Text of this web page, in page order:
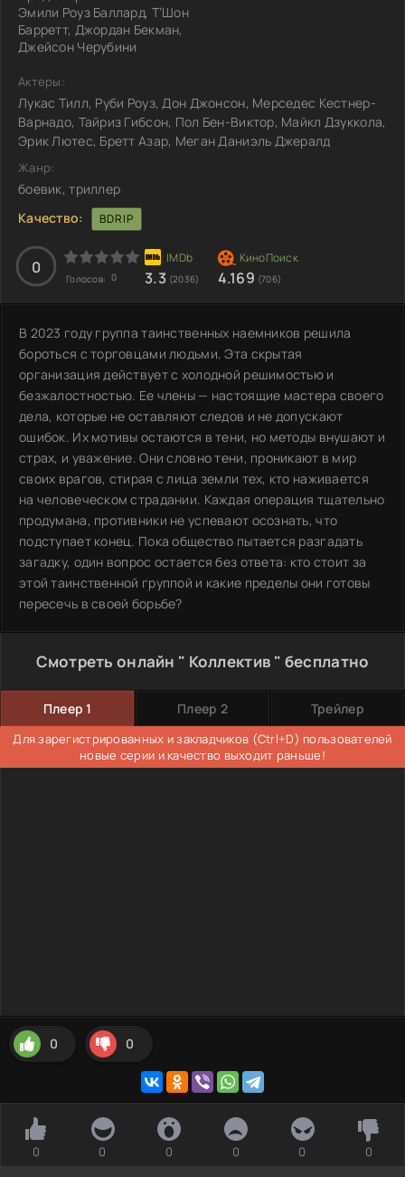
Эмили Роуз Баллард, Т’Шон
Барретт, Джордан Бекман,
Джейсон Черубини
Актеры:
Лукас Тилл, Руби Роуз, Дон Джонсон, Мерседес Кестнер-
Варнадо, Тайриз Гибсон, Пол Бен-Виктор, Майкл Дзуккола,
Эрик Лютес, Бретт Азар, Меган Даниэль Джералд
Жанр:
боевик, триллер
Качество:
BDRIP
0
Голосов: 0 3.3 (2036) 4.169 (706)
В 2023 году группа таинственных наемников решила
бороться с торговцами людьми. Эта скрытая
организация действует с холодной решимостью и
безжалостностью. Ее члены — настоящие мастера своего
дела, которые не оставляют следов и не допускают
ошибок. Их мотивы остаются в тени, но методы внушают и
страх, и уважение. Они словно тени, проникают в мир
своих врагов, стирая с лица земли тех, кто наживается
на человеческом страдании. Каждая операция тщательно
продумана, противники не успевают осознать, что
подступает конец. Пока общество пытается разгадать
загадку, один вопрос остается без ответа: кто стоит за
этой таинственной группой и какие пределы они готовы
пересечь в своей борьбе?
Смотреть онлайн " Коллектив " бесплатно
Плеер 1 Плеер 2 Трейлер
Для зарегистрированных и закладчиков (Ctrl+D) пользователей
новые серии и качество выходит раньше!
0 0
0 0 0 0 0 0